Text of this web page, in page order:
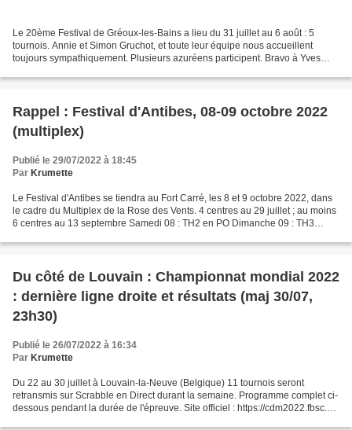
Le 20ème Festival de Gréoux-les-Bains a lieu du 31 juillet au 6 août : 5
tournois. Annie et Simon Gruchot, et toute leur équipe nous accueillent
toujours sympathiquement. Plusieurs azuréens participent. Bravo à Yves
Rappel : Festival d'Antibes, 08-09 octobre 2022
(multiplex)
Publié le 29/07/2022 à 18:45
Par Krumette
Le Festival d'Antibes se tiendra au Fort Carré, les 8 et 9 octobre 2022, dans
le cadre du Multiplex de la Rose des Vents. 4 centres au 29 juillet ; au moins
6 centres au 13 septembre Samedi 08 : TH2 en PO Dimanche 09 : TH3
Du côté de Louvain : Championnat mondial 2022
: dernière ligne droite et résultats (maj 30/07,
23h30)
Publié le 26/07/2022 à 16:34
Par Krumette
Du 22 au 30 juillet à Louvain-la-Neuve (Belgique) 11 tournois seront
retransmis sur Scrabble en Direct durant la semaine. Programme complet ci-
dessous pendant la durée de l'épreuve. Site officiel : https://cdm2022.fbsc.be